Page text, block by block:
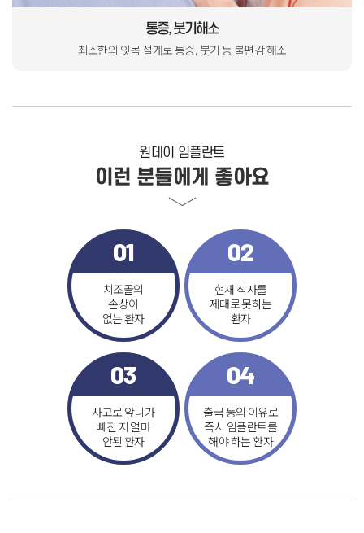
통증, 붓기해소
최소한의 잇몸 절개로통증, 붓기 등 불편감 해소
원데이 임플란트
이런 분들에게 좋아요
01
치조골의
손상이
없는 환자
02
현재 식사를
제대로 못하는
환자
03
사고로 앞니가
빠진 지 얼마
안된 환자
04
출국 등의 이유로
즉시 임플란트를
해야 하는 환자